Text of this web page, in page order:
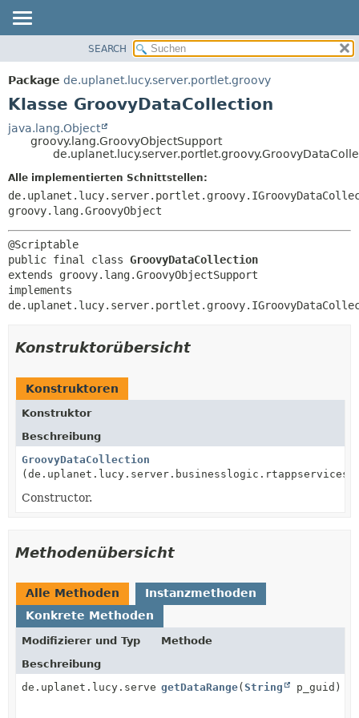
PACKAGE
KLASSE
BAUM
HILFE
ÜBERSICHT:
VERSCHACHTELT
METHODE
METHODE
SEARCH
Package de.uplanet.lucy.server.portlet.groovy
Klasse GroovyDataCollection
java.lang.Object
groovy.lang.GroovyObjectSupport
Alle implementierten Schnittstellen:
groovy.lang.GroovyObject
public final class GroovyDataCollection
extends groovy.lang.GroovyObjectSupport
implements
Konstruktorübersicht
Konstruktoren
Konstruktor
Beschreibung
GroovyDataCollection
Constructor.
Methodenübersicht
Alle Methoden
Instanzmethoden
Konkrete Methoden
Modifizierer und Typ
Methode
Beschreibung
getDataRange(String p_guid)